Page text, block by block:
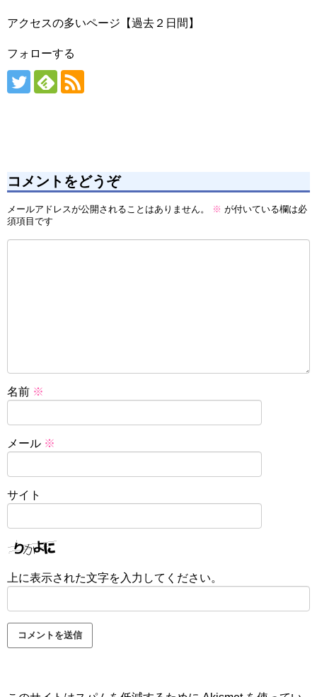
アクセスの多いページ【過去２日間】
フォローする
コメントをどうぞ
メールアドレスが公開されることはありません。 ※ が付いている欄は必
須項目です
名前 ※
メール ※
サイト
上に表示された文字を入力してください。